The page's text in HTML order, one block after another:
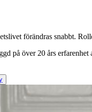
förändras snabbt.
på över 20 års